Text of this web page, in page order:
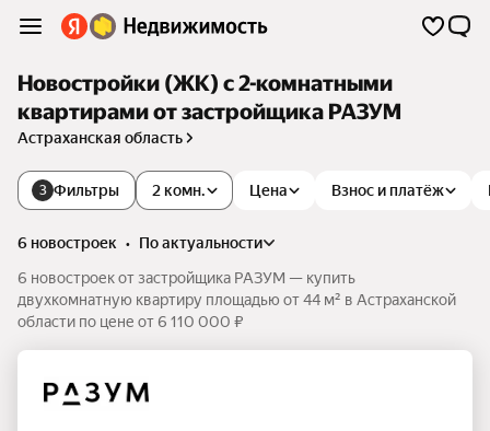
Новостройки (ЖК) с 2-комнатными
квартирами от застройщика РАЗУМ
Астраханская область
3 Фильтры Цена Взнос и платёж
2 комн.
6 новостроек •
по актуальности
6 новостроек от застройщика РАЗУМ — купить
двухкомнатную квартиру площадью от 44 м² в Астраханской
области по цене от 6 110 000 ₽